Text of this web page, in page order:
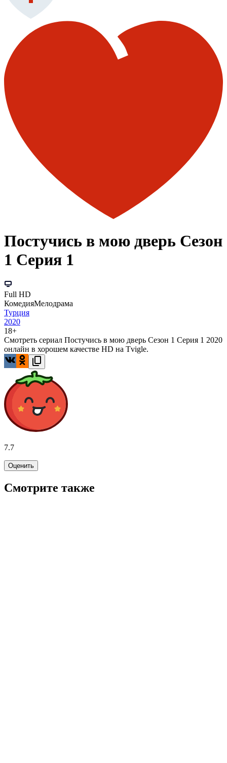
Постучись в мою дверь Сезон
1 Серия 1
Full HD
КомедияМелодрама
Турция
2020
18+
Смотреть сериал Постучись в мою дверь Сезон 1 Серия 1 2020
онлайн в хорошем качестве HD на Tvigle.
7.7
Оценить
Смотрите также